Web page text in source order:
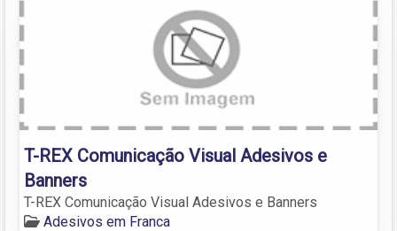
T-REX Comunicação Visual Adesivos e
Banners
T-REX Comunicação Visual Adesivos e Banners
Adesivos em Franca